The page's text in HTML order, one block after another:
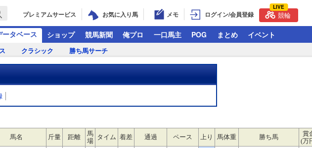
プレミアムサービス お気に入り馬 メモ ログイン/会員登録
LIVE
競輪
ータベース ショップ 競馬新聞 俺プロ 一口馬主 POG まとめ イベント
クラシック 勝ち馬サーチ
馬名 斤量 距離
馬
場
タイム 着差 通過 ペース 上り 馬体重 勝ち馬
賞
(万